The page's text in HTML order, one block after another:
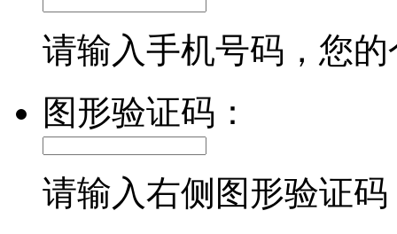
请输入手机号码，您
图形验证码：
请输入右侧图形验证码